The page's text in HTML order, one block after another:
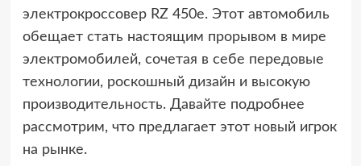
электрокроссовер RZ 450e. Этот автомобиль
обещает стать настоящим прорывом в мире
электромобилей, сочетая в себе передовые
технологии, роскошный дизайн и высокую
производительность. Давайте подробнее
рассмотрим, что предлагает этот новый игрок
на рынке.